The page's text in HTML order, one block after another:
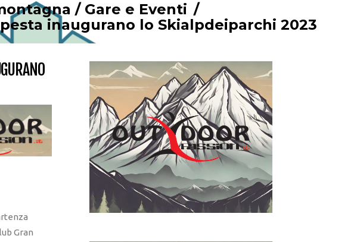
/ Gare e Eventi /
inaugurano lo Skialpdeiparchi 2023
Gran